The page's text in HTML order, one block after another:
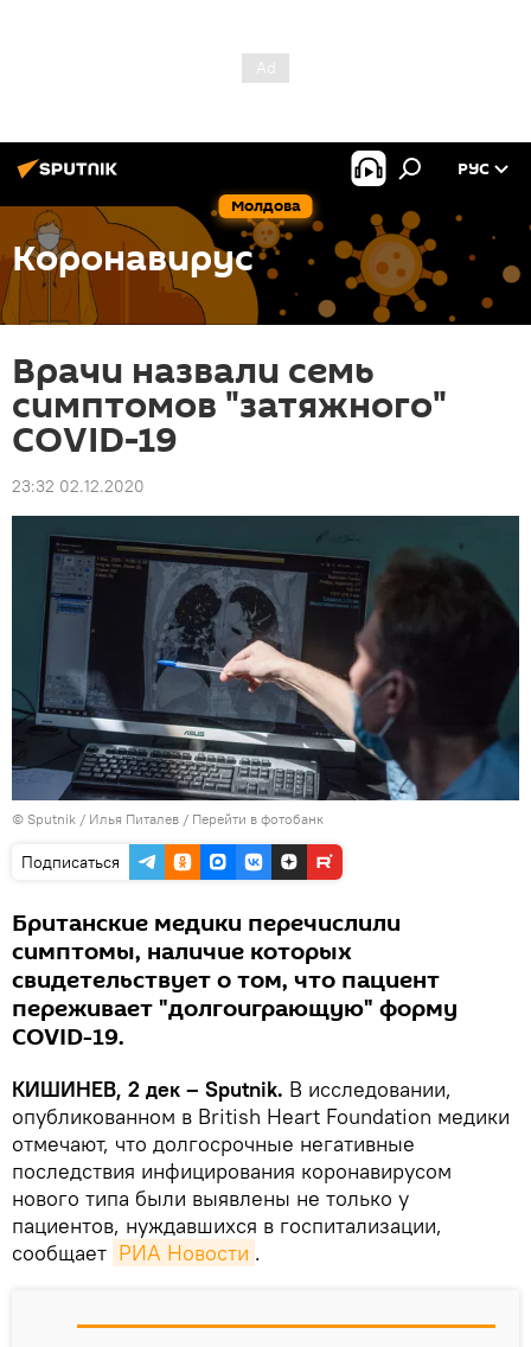
Молдова
РУС
Коронавирус
Врачи назвали семь
симптомов "затяжного"
COVID-19
23:32 02.12.2020
© Sputnik / Илья Питалев / Перейти в фотобанк
Подписаться
Британские медики перечислили
симптомы, наличие которых
свидетельствует о том, что пациент
переживает "долгоиграющую" форму
COVID-19.
КИШИНЕВ, 2 дек – Sputnik. В исследовании,
опубликованном в British Heart Foundation медики
отмечают, что долгосрочные негативные
последствия инфицирования коронавирусом
нового типа были выявлены не только у
пациентов, нуждавшихся в госпитализации,
сообщает РИА Новости .